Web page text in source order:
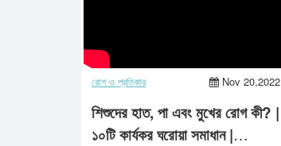
রোগ ও প্রতিকার Nov 20,2022
শিশুদের হাত, পা এবং মুখের রোগ কী? |
১০টি কার্যকর ঘরোয়া সমাধান |